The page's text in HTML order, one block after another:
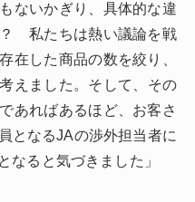
ないかぎり、具体的な違
私たちは熱い議論を戦
在した商品の数を絞り、
えました。そして、その
あればあるほど、お客さ
となるJAの渉外担当者に
なると気づきました」